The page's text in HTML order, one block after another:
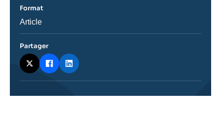
ou
émission
Format
Catégorie
Article
Partager